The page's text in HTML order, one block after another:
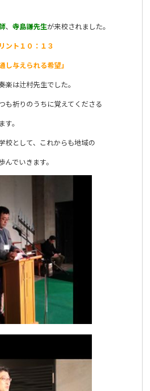
、 寺島謙先生が来校されました。
ント１０：１３
し与えられる希望」
楽は辻村先生でした。
も祈りのうちに覚えてくださる
。
校として、これからも地域の
でいきます。